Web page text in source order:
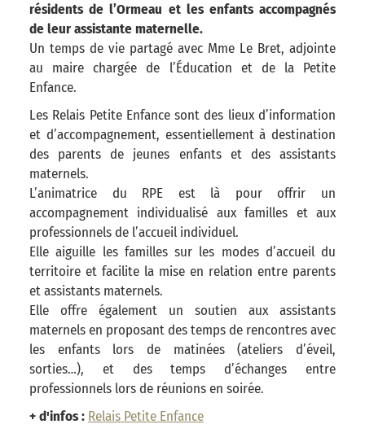
résidents de l’Ormeau et les enfants accompagnés
de leur assistante maternelle.
Un temps de vie partagé avec Mme Le Bret, adjointe
au maire chargée de l’Éducation et de la Petite
Enfance.
Les Relais Petite Enfance sont des lieux d’information
et d’accompagnement, essentiellement à destination
des parents de jeunes enfants et des assistants
maternels.
L’animatrice du RPE est là pour offrir un
accompagnement individualisé aux familles et aux
professionnels de l’accueil individuel.
Elle aiguille les familles sur les modes d’accueil du
territoire et facilite la mise en relation entre parents
et assistants maternels.
Elle offre également un soutien aux assistants
maternels en proposant des temps de rencontres avec
les enfants lors de matinées (ateliers d’éveil,
sorties…), et des temps d’échanges entre
professionnels lors de réunions en soirée.
+ d'infos : Relais Petite Enfance